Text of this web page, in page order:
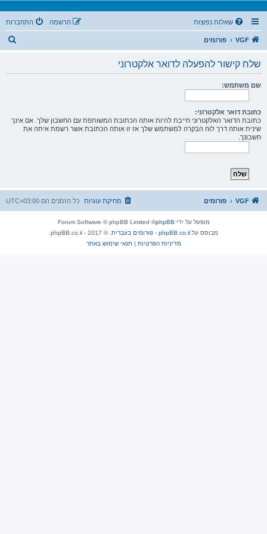
שאלות נפוצות התחברות הרשמה
VGF פורומים
שלח קישור להפעלה לדואר אלקטרוני
שם משתמש:
כתובת דואר אלקטרוני:
כתובת הדואר האלקטרוני חייבת להיות אותה הכתובת המשותפת עם החשבון שלך. אם אינך
שינית אותה דרך לוח הבקרה למשתמש שלך אז זו אותה הכתובת אשר רשמת איתה את
חשבונך.
VGF פורומים כל הזמנים הם UTC+03:00 מחיקת עוגיות
מופעל על ידי phpBB
® Forum Software © phpBB Limited
מבוסס על phpBB.co.il - פורומים בעברית
. © 2017 - phpBB.co.il.
מדיניות הפרטיות |תנאי שימוש באתר